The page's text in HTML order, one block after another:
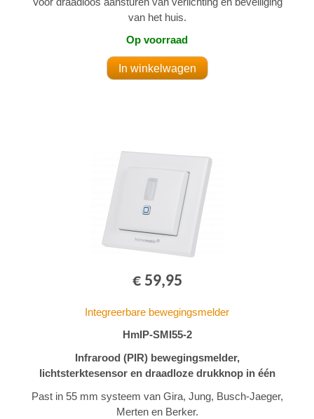
van het huis.
Op voorraad
€ 59,95
Integreerbare bewegingsmelder
HmIP-SMI55-2
Infrarood (PIR) bewegingsmelder,
lichtsterktesensor en draadloze drukknop in één
Past in 55 mm systeem van Gira, Jung, Busch-Jaeger,
Merten en Berker.